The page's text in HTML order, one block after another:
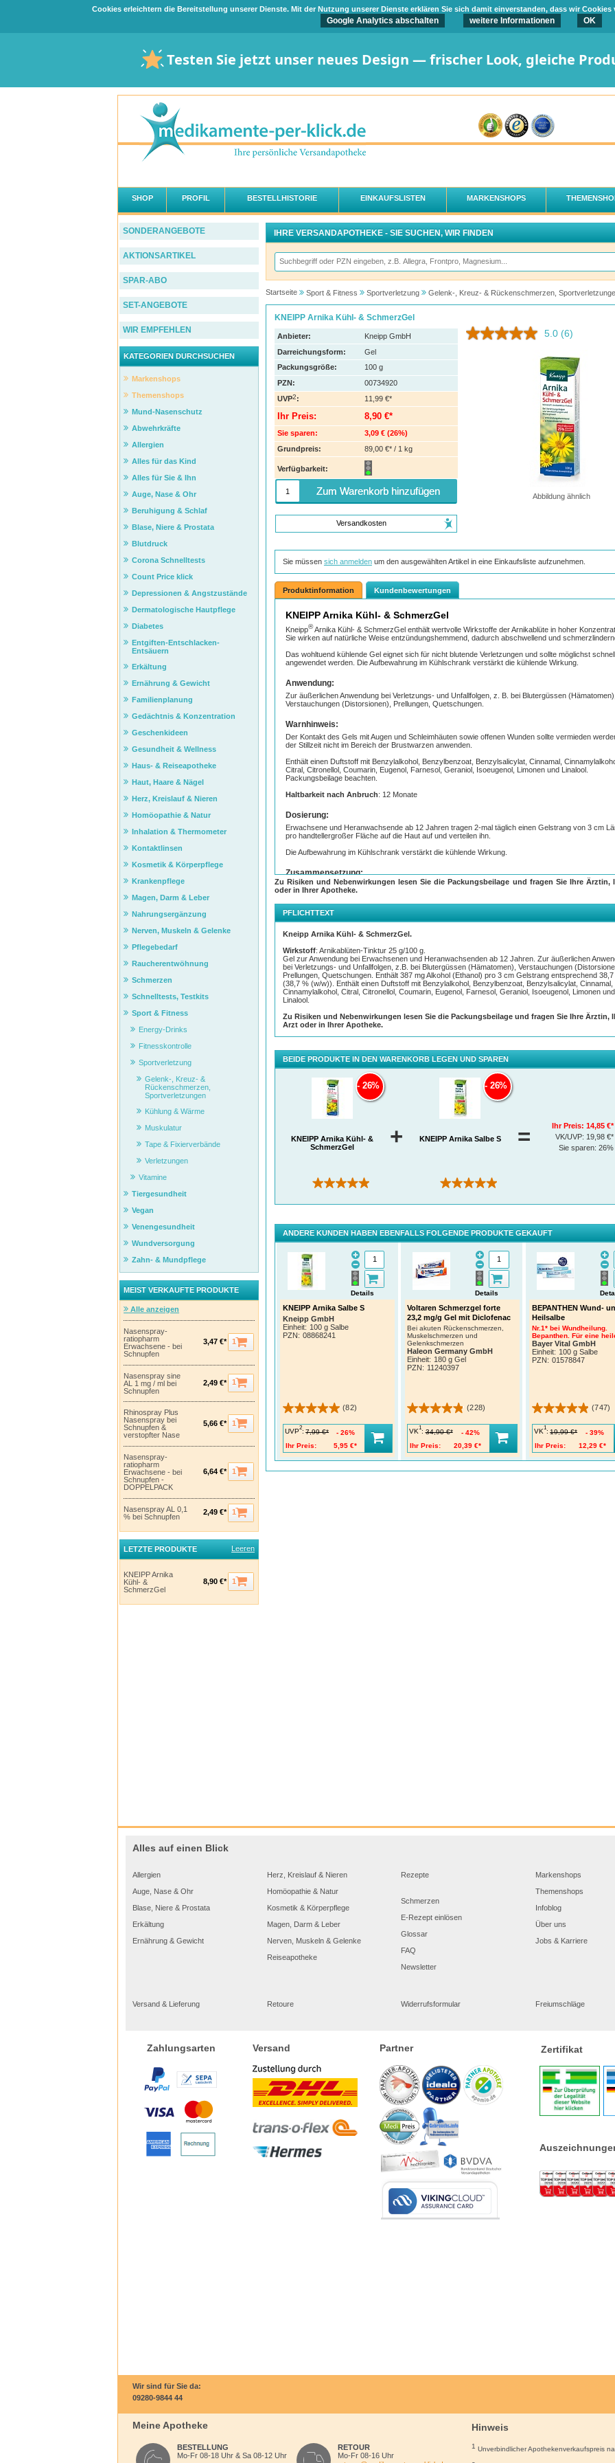
Cookies erleichtern die Bereitstellung unserer Dienste. Mit der Nutzung unserer Dienste erklären Sie sich damit einverstanden, dass wir
Google Analytics abschalten weitere Informationen OK
Testen Sie jetzt unser neues Design — frischer Look, gleiche
SHOP PROFIL BESTELLHISTORIE EINKAUFSLISTEN MARKENSHOPS
IHRE VERSANDAPOTHEKE - SIE SUCHEN, WIR FINDEN
Startseite Sport & Fitness Sportverletzung Gelenk-, Kreuz- & Rückenschmerzen,
KNEIPP Arnika Kühl- & SchmerzGel
5.0 (6)
Abbildung ähnlich
Anbieter:
Kneipp GmbH
Darreichungsform:
Gel
Packungsgröße:
100 g
PZN:
00734920
UVP2: 11,99 €*
Ihr Preis: 8,90 €*
Sie sparen: 3,09 € (26%)
Grundpreis:
89,00 €* / 1 kg
Verfügbarkeit:
Zum Warenkorb hinzufügen
Versandkosten
Sie müssen sich anmeldenum den ausgewählten Artikel in eine Einkaufsliste aufzunehmen.
Produktinformation Kundenbewertungen
KNEIPP Arnika Kühl- & SchmerzGel
Kneipp®Arnika Kühl- & SchmerzGel enthält wertvolle Wirkstoffe der Arnikablüte in hoher
Sie wirken auf natürliche Weise entzündungshemmend, dadurch abschwellend und
Das wohltuend kühlende Gel eignet sich für nicht blutende Verletzungen und sollte möglichst schnell
angewendet werden. Die Aufbewahrung im Kühlschrank verstärkt die kühlende Wirkung.
Anwendung:
Zur äußerlichen Anwendung bei Verletzungs- und Unfallfolgen, z. B. bei Blutergüssen (Hämatomen),
Verstauchungen (Distorsionen), Prellungen, Quetschungen.
Warnhinweis:
Der Kontakt des Gels mit Augen und Schleimhäuten sowie offenen Wunden sollte vermieden
der Stillzeit nicht im Bereich der Brustwarzen anwenden.
Enthält einen Duftstoff mit Benzylalkohol, Benzylbenzoat, Benzylsalicylat, Cinnamal,
Citral, Citronellol, Coumarin, Eugenol, Farnesol, Geraniol, Isoeugenol, Limonen und Linalool.
Packungsbeilage beachten.
Haltbarkeit nach Anbruch: 12 Monate
Dosierung:
Erwachsene und Heranwachsende ab 12 Jahren tragen 2-mal täglich einen Gelstrang von 3 cm
pro handtellergroßer Fläche auf die Haut auf und verteilen ihn.
Die Aufbewahrung im Kühlschrank verstärkt die kühlende Wirkung.
Zusammensetzung:
100 g Gel enthalten:
Bestandteile: Gereinigtes Wasser, Ethanol 96 % (V/V), D-Campher, Carbomer 980, Parfümöl Tucan
(enthält u.a. Phenylethylalkohol), Trometamol.
Zu Risiken und Nebenwirkungen lesen Sie die Packungsbeilage und fragen Sie Ihre Ärztin,
oder in Ihrer Apotheke.
PFLICHTTEXT
Kneipp Arnika Kühl- & SchmerzGel.
Wirkstoff: Arnikablüten-Tinktur 25 g/100 g.
Gel zur Anwendung bei Erwachsenen und Heranwachsenden ab 12 Jahren. Zur äußerlichen
bei Verletzungs- und Unfallfolgen, z.B. bei Blutergüssen (Hämatomen), Verstauchungen
Prellungen, Quetschungen. Enthält 387 mg Alkohol (Ethanol) pro 3 cm Gelstrang entsprechend
(38,7 % (w/w)). Enthält einen Duftstoff mit Benzylalkohol, Benzylbenzoat, Benzylsalicylat, Cinnamal,
Cinnamylalkohol, Citral, Citronellol, Coumarin, Eugenol, Farnesol, Geraniol, Isoeugenol, Limonen und
Linalool.
Zu Risiken und Nebenwirkungen lesen Sie die Packungsbeilage und fragen Sie Ihre Ärztin,
Arzt oder in Ihrer Apotheke.
BEIDE PRODUKTE IN DEN WARENKORB LEGEN UND SPAREN
KNEIPP Arnika Kühl- &
SchmerzGel
(6)
26%
+ KNEIPP Arnika Salbe S
(82)
26%
= Ihr Preis:14,85 €*
VK/UVP: 19,98 €*
Sie sparen:26%
ANDERE KUNDEN HABEN EBENFALLS FOLGENDE PRODUKTE GEKAUFT
KNEIPP Arnika Salbe S
Kneipp GmbH
Einheit: 100 g Salbe
PZN: 08868241
Details
(82)
UVP
2
: 7,99 €*
Ihr Preis:
5,95 €*
26%
Voltaren Schmerzgel forte
23,2 mg/g Gel mit Diclofenac
Bei akuten Rückenschmerzen,
Muskelschmerzen und
Gelenkschmerzen
Haleon Germany GmbH
Einheit: 180 g Gel
PZN: 11240397
Details
(228)
VK
1
: 34,90 €*
Ihr Preis:
20,39 €*
42%
BEPANTHEN Wund-
Heilsalbe
Nr.1* bei Wundheilung.
Bepanthen. Für eine
Bayer Vital GmbH
Einheit: 100 g Salbe
PZN: 01578847
(747)
VK
1
: 19,99 €*
Ihr Preis:
12,29 €*
39%
SONDERANGEBOTE
AKTIONSARTIKEL
SPAR-ABO
SET-ANGEBOTE
WIR EMPFEHLEN
KATEGORIEN DURCHSUCHEN
Markenshops
Themenshops
Mund-Nasenschutz
Abwehrkräfte
Allergien
Alles für das Kind
Alles für Sie & Ihn
Auge, Nase & Ohr
Beruhigung & Schlaf
Blase, Niere & Prostata
Blutdruck
Corona Schnelltests
Count Price klick
Depressionen & Angstzustände
Dermatologische Hautpflege
Diabetes
Entgiften-Entschlacken-
Entsäuern
Erkältung
Ernährung & Gewicht
Familienplanung
Gedächtnis & Konzentration
Geschenkideen
Gesundheit & Wellness
Haus- & Reiseapotheke
Haut, Haare & Nägel
Herz, Kreislauf & Nieren
Homöopathie & Natur
Inhalation & Thermometer
Kontaktlinsen
Kosmetik & Körperpflege
Krankenpflege
Magen, Darm & Leber
Nahrungsergänzung
Nerven, Muskeln & Gelenke
Pflegebedarf
Raucherentwöhnung
Schmerzen
Schnelltests, Testkits
Sport & Fitness
Energy-Drinks
Fitnesskontrolle
Sportverletzung
Gelenk-, Kreuz- &
Rückenschmerzen,
Sportverletzungen
Kühlung & Wärme
Muskulatur
Tape & Fixierverbände
Verletzungen
Vitamine
Tiergesundheit
Vegan
Venengesundheit
Wundversorgung
Zahn- & Mundpflege
MEIST VERKAUFTE PRODUKTE
Alle anzeigen
Nasenspray-
ratiopharm
Erwachsene - bei
Schnupfen
3,47 €* 1
Nasenspray sine
AL 1 mg / ml bei
Schnupfen
2,49 €* 1
Rhinospray Plus
Nasenspray bei
Schnupfen &
verstopfter Nase
5,66 €* 1
Nasenspray-
ratiopharm
Erwachsene - bei
Schnupfen -
DOPPELPACK
6,64 €* 1
Nasenspray AL 0,1
% bei Schnupfen
2,49 €* 1
LETZTE PRODUKTE Leeren
KNEIPP Arnika
Kühl- &
SchmerzGel
8,90 €* 1
Alles auf einen Blick
Allergien
Auge, Nase & Ohr
Blase, Niere & Prostata
Erkältung
Ernährung & Gewicht
Herz, Kreislauf & Nieren
Homöopathie & Natur
Kosmetik & Körperpflege
Magen, Darm & Leber
Nerven, Muskeln & Gelenke
Reiseapotheke
Rezepte
Schmerzen
E-Rezept einlösen
Glossar
FAQ
Newsletter
Markenshops
Themenshops
Infoblog
Über uns
Jobs & Karriere
Versand & Lieferung Retoure Widerrufsformular Freiumschläge
Zahlungsarten Versand Partner Zertifikat
Wir sind für Sie da:
09280-9844 44
Meine Apotheke
BESTELLUNG
Mo-Fr 08-18 Uhr & Sa 08-12 Uhr
RETOUR
Mo-Fr 08-16 Uhr
Hinweis
1 Unverbindlicher Apothekenverkaufspreis